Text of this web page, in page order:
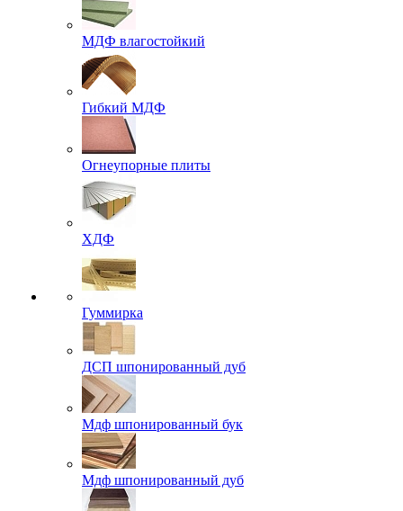
МДФ влагостойкий
Гибкий МДФ
Огнеупорные плиты
ХДФ
Гуммирка
ДСП шпонированный дуб
Мдф шпонированный бук
Мдф шпонированный дуб